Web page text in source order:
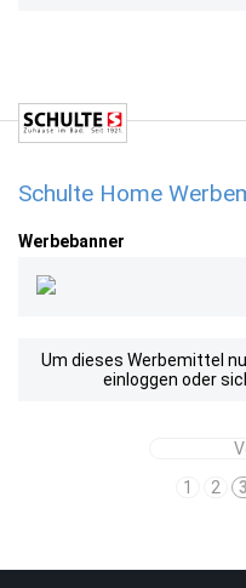
Schulte Home
Werbebanner
Um dieses Werbemittel
einloggen oder
1
2 3